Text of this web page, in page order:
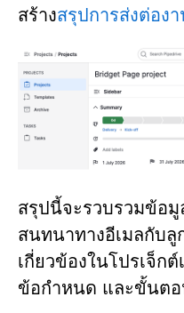
สร้างสรุปการส่งต่อง
สรุปนี้จะรวบรวมข้อ
สนทนาทางอีเมลกั
เกี่ยวข้องในโปรเจ็ก
ข้อกำหนด และขั้นตอ